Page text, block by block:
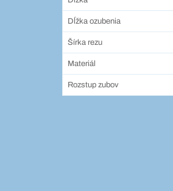
Dĺžka ozubenia
Šírka rezu
Materiál
Rozstup zubov